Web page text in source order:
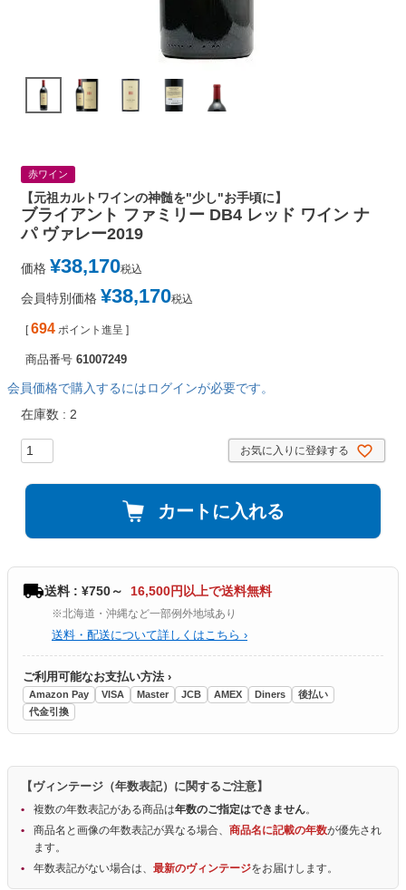
赤ワイン
【元祖カルトワインの神髄を"少し"お手頃に】
ブライアント ファミリー DB4 レッド ワイン ナ
パ ヴァレー2019
価格 ¥38,170税込
会員特別価格 ¥38,170税込
[ 694 ポイント進呈 ]
商品番号 61007249
会員価格で購入するにはログインが必要です。
在庫数
2
お気に入りに登録する
カートに入れる
送料 : ¥750～ 16,500円以上で送料無料
※北海道・沖縄など一部例外地域あり
送料・配送について詳しくはこちら ›
ご利用可能なお支払い方法 ›
Amazon Pay VISA Master JCB AMEX Diners
後払い
代金引換
【ヴィンテージ（年数表記）に関するご注意】
複数の年数表記がある商品は年数のご指定はできません。
商品名と画像の年数表記が異なる場合、 商品名に記載の年数が優先され
ます。
年数表記がない場合は、 最新のヴィンテージをお届けします。